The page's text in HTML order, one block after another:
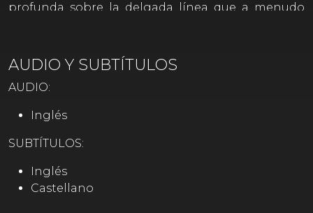
profunda sobre la delgada línea que a menudo
Activa los subtítulos desde el botón que aparece
abajo y a la derecha de la pantalla al reproducir el
contenido.
AUDIO Y SUBTÍTULOS
AUDIO:
Inglés
SUBTÍTULOS:
Inglés
Castellano